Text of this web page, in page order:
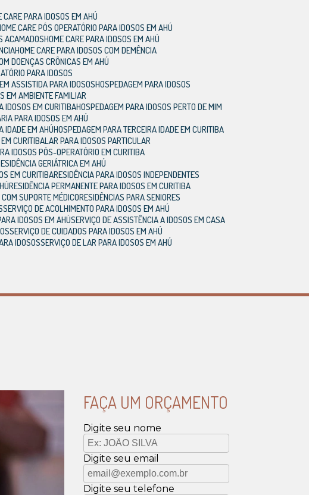
CARE PARA IDOSOS EM AHÚ
CARE PÓS OPERATÓRIO PARA IDOSOS EM AHÚ
ACAMADOS HOME CARE PARA IDOSOS EM AHÚ
HOME CARE PARA IDOSOS COM DEMÊNCIA
DOENÇAS CRÔNICAS EM AHÚ
PARA IDOSOS
ASSISTIDA PARA IDOSOS HOSPEDAGEM PARA IDOSOS
EM AMBIENTE FAMILIAR
IDOSOS EM CURITIBA HOSPEDAGEM PARA IDOSOS PERTO DE MIM
PARA IDOSOS EM AHÚ
IDADE EM AHÚ HOSPEDAGEM PARA TERCEIRA IDADE EM CURITIBA
EM CURITIBA LAR PARA IDOSOS PARTICULAR
IDOSOS PÓS-OPERATÓRIO EM CURITIBA
RESIDÊNCIA GERIÁTRICA EM AHÚ
EM CURITIBA RESIDÊNCIA PARA IDOSOS INDEPENDENTES
RESIDÊNCIA PERMANENTE PARA IDOSOS EM CURITIBA
COM SUPORTE MÉDICO RESIDÊNCIAS PARA SENIORES
SERVIÇO DE ACOLHIMENTO PARA IDOSOS EM AHÚ
IDOSOS EM AHÚ SERVIÇO DE ASSISTÊNCIA A IDOSOS EM CASA
SERVIÇO DE CUIDADOS PARA IDOSOS EM AHÚ
IDOSOS SERVIÇO DE LAR PARA IDOSOS EM AHÚ
FAÇA UM ORÇAMENTO
Digite seu nome
Digite seu email
Digite seu telefone